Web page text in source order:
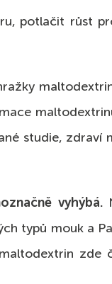
potlačit růst
studie, zdraví
vyhýbá.
typů mouk a
zde